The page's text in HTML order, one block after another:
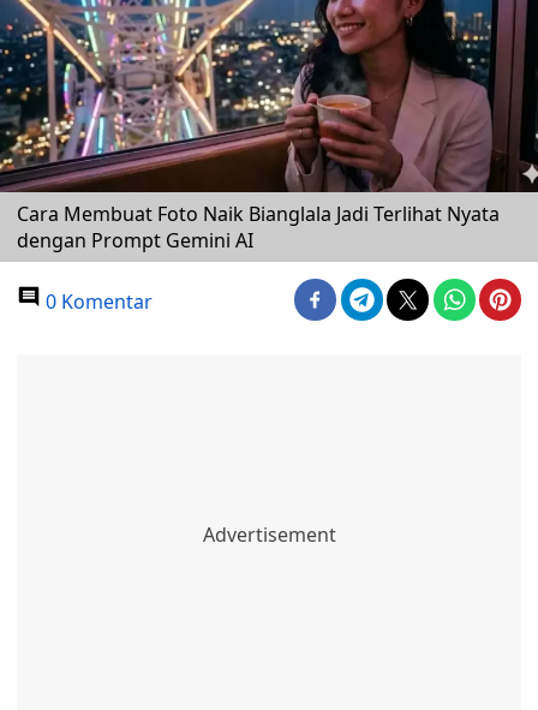
Cara Membuat Foto Naik Bianglala Jadi Terlihat Nyata
dengan Prompt Gemini AI
0 Komentar